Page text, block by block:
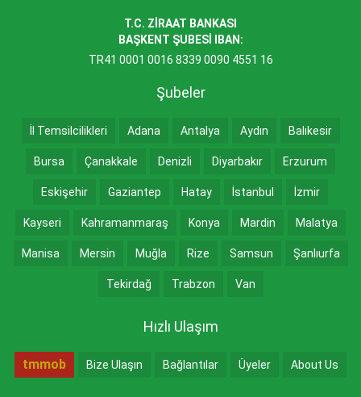
T.C. ZİRAAT BANKASI
BAŞKENT ŞUBESİ IBAN:
TR41 0001 0016 8339 0090 4551 16
Şubeler
İl Temsilcilikleri Adana Antalya Aydın Balıkesir
Bursa Çanakkale Denizli Diyarbakır Erzurum
Eskişehir Gaziantep Hatay İstanbul İzmir
Kayseri Kahramanmaraş Konya Mardin Malatya
Manisa Mersin Muğla Rize Samsun Şanlıurfa
Tekirdağ Trabzon Van
Hızlı Ulaşım
tmmob Bize Ulaşın Bağlantılar Üyeler About Us